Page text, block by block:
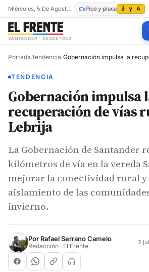
Miércoles, 5 De Agosto De 2026 Pico y placa 3 y 4
SANTANDER · DESDE 1942
Portada/tendencia/
TENDENCIA
Gobernación impulsa
recuperación de vías
Lebrija
La Gobernación de Santander
kilómetros de vía en la vereda
mejorar la conectividad rural
aislamiento de las
invierno.
Por Rafael Serrano Camelo
Redacción · El Frente 2